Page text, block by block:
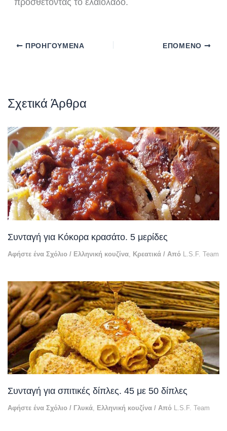
ΠΡΟΗΓΟΎΜΕΝΑ ΕΠΌΜΕΝΟ
Σχετικά Άρθρα
Συνταγή για Κόκορα κρασάτο. 5 μερίδες
Αφήστε ένα Σχόλιο / Ελληνική κουζίνα, Κρεατικά/ Από L.S.F. Team
Συνταγή για σπιτικές δίπλες. 45 με 50 δίπλες
Αφήστε ένα Σχόλιο / Γλυκά, Ελληνική κουζίνα/ Από L.S.F. Team